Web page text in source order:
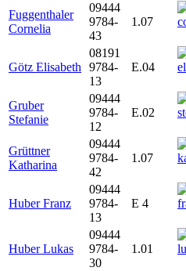
Fuggenthaler
Cornelia
09444
9784-
43
1.07
Götz Elisabeth
08191
9784-
13
E.04
Gruber
Stefanie
09444
9784-
12
E.02
Grüttner
Katharina
09444
9784-
42
1.07
Huber Franz
09444
9784-
13
E 4
Huber Lukas
09444
9784-
30
1.01